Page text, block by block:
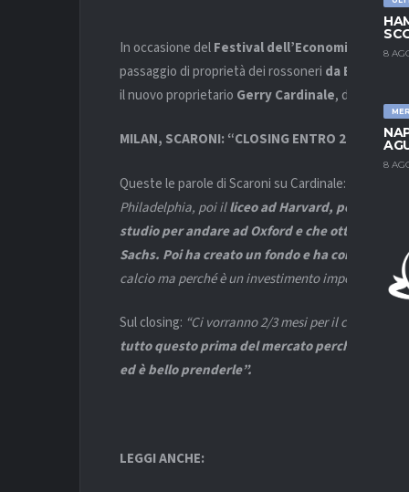
8
8
In occasione delFestival dell’Economia a
passaggio di proprietà dei rossoneri da Elliott a
il nuovo proprietario Gerry Cardinale, da lui
MILAN, SCARONI: “CLOSING ENTRO 2-3 MESI.
Queste le parole di Scaroni su Cardinale:
“E’
Philadelphia, poi illiceo ad Harvard, poi ha
studio per andare ad Oxford e che ottengono
Sachs. Poi ha creato un fondo e ha comprato il
calcio ma perché è un investimento importante. È
Sul closing: “Ci vorranno 2/3 mesi per il closing ma
tutto questo prima del mercato perché
ed è bello prenderle”.
LEGGI ANCHE: